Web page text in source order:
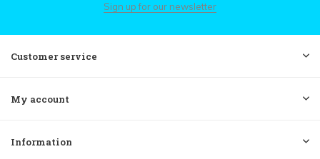
Sign up for our newsletter
Customer service
My account
Information